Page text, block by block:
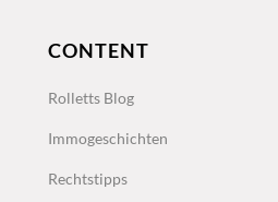
CONTENT
Rolletts Blog
Immogeschichten
Rechtstipps